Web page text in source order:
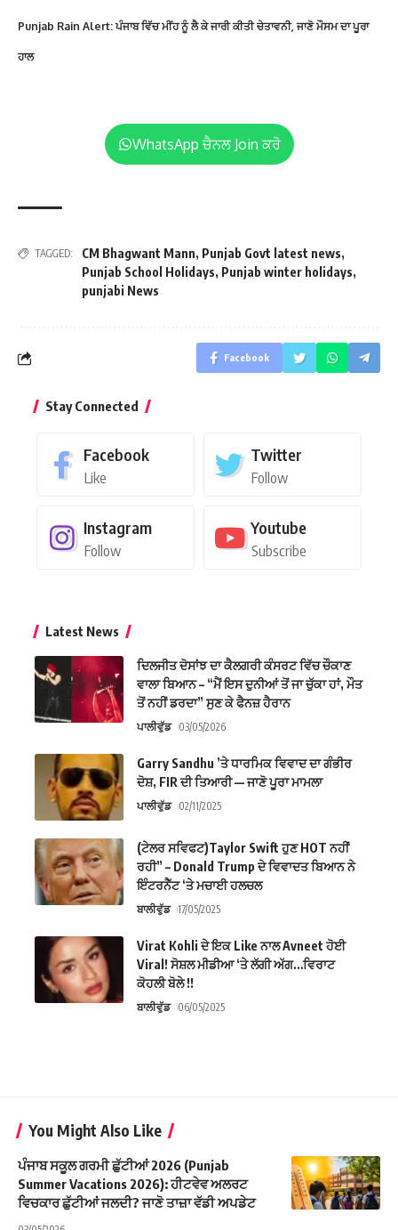
Punjab Rain Alert: ਪੰਜਾਬ ਵਿੱਚ ਮੀਂਹ ਨੂੰ ਲੈ ਕੇ ਜਾਰੀ ਕੀਤੀ ਚੇਤਾਵਨੀ, ਜਾਣੋ ਮੌਸਮ ਦਾ ਪੂਰਾ
ਹਾਲ
WhatsApp ਚੈਨਲ Join ਕਰੋ
TAGGED: CM Bhagwant Mann, Punjab Govt latest news,
Punjab School Holidays, Punjab winter holidays,
punjabi News
Facebook
Stay Connected
Facebook
Like
Twitter
Follow
Instagram
Follow
Youtube
Subscribe
Latest News
ਦਿਲਜੀਤ ਦੋਸਾਂਝ ਦਾ ਕੈਲਗਰੀ ਕੰਸਰਟ ਵਿੱਚ ਚੌਕਾਣ
ਵਾਲਾ ਬਿਆਨ – “ਮੈਂ ਇਸ ਦੁਨੀਆਂ ਤੋਂ ਜਾ ਚੁੱਕਾ ਹਾਂ, ਮੌਤ
ਤੋਂ ਨਹੀਂ ਡਰਦਾ” ਸੁਣ ਕੇ ਫੈਨਜ਼ ਹੈਰਾਨ
ਪਾਲੀਵੁੱਡ 03/05/2026
Garry Sandhu ’ਤੇ ਧਾਰਮਿਕ ਵਿਵਾਦ ਦਾ ਗੰਭੀਰ
ਦੋਸ਼, FIR ਦੀ ਤਿਆਰੀ — ਜਾਣੋ ਪੂਰਾ ਮਾਮਲਾ
ਪਾਲੀਵੁੱਡ 02/11/2025
(ਟੇਲਰ ਸਵਿਫਟ)Taylor Swift ਹੁਣ HOT ਨਹੀਂ
ਰਹੀ” – Donald Trump ਦੇ ਵਿਵਾਦਤ ਬਿਆਨ ਨੇ
ਇੰਟਰਨੈੱਟ ‘ਤੇ ਮਚਾਈ ਹਲਚਲ
ਬਾਲੀਵੁੱਡ 17/05/2025
Virat Kohli ਦੇ ਇਕ Like ਨਾਲ Avneet ਹੋਈ
Viral! ਸੋਸ਼ਲ ਮੀਡੀਆ ‘ਤੇ ਲੱਗੀ ਅੱਗ…ਵਿਰਾਟ
ਕੋਹਲੀ ਬੋਲੇ !!
ਬਾਲੀਵੁੱਡ 06/05/2025
You Might Also Like
ਪੰਜਾਬ ਸਕੂਲ ਗਰਮੀ ਛੁੱਟੀਆਂ 2026 (Punjab
Summer Vacations 2026): ਹੀਟਵੇਵ ਅਲਰਟ
ਵਿਚਕਾਰ ਛੁੱਟੀਆਂ ਜਲਦੀ? ਜਾਣੋ ਤਾਜ਼ਾ ਵੱਡੀ ਅਪਡੇਟ